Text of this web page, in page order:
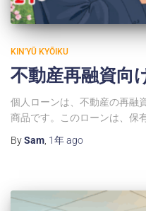
KIN'YŪ KYŌIKU
不動産再融資向
個人ローンは、不動産の再融
商品です。このローンは、保
BySam 1年ago